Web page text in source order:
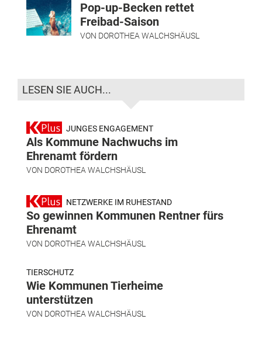
Pop-up-Becken rettet
Freibad-Saison
VON DOROTHEA WALCHSHÄUSL
LESEN SIE AUCH...
JUNGES ENGAGEMENT
Als Kommune Nachwuchs im
Ehrenamt fördern
VON DOROTHEA WALCHSHÄUSL
NETZWERKE IM RUHESTAND
So gewinnen Kommunen Rentner fürs
Ehrenamt
VON DOROTHEA WALCHSHÄUSL
TIERSCHUTZ
Wie Kommunen Tierheime
unterstützen
VON DOROTHEA WALCHSHÄUSL